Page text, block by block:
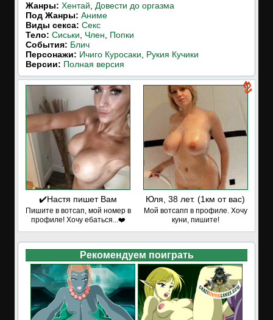
Жанры: Хентай
Довести до оргазма
Под Жанры: Аниме
Виды секса: Секс
Тело: Сиськи Член
Попки
События: Блич
Персонажи: Ичиго Куросаки
Рукия Кучики
Версии: Полная версия
✔️Настя пишет Вам
Пишите в вотсап, мой номер в
профиле! Хочу ебаться...❤️
Юля, 38 лет. (1км от вас)
Мой вотсапп в профиле. Хочу
куни, пишите!
Рекомендуем поиграть